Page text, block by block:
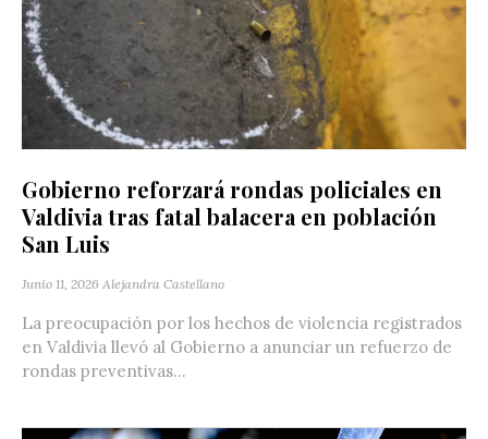
Gobierno reforzará rondas policiales en
Valdivia tras fatal balacera en población
San Luis
Junio 11, 2026 Alejandra Castellano
La preocupación por los hechos de violencia registrados
en Valdivia llevó al Gobierno a anunciar un refuerzo de
rondas preventivas...